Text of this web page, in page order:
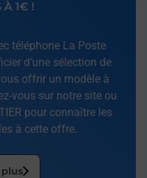
À 1€ !
téléphone La Poste
d’une sélection de
offrir un modèle à
vous sur notre site ou
pour connaître les
à cette offre.
plus